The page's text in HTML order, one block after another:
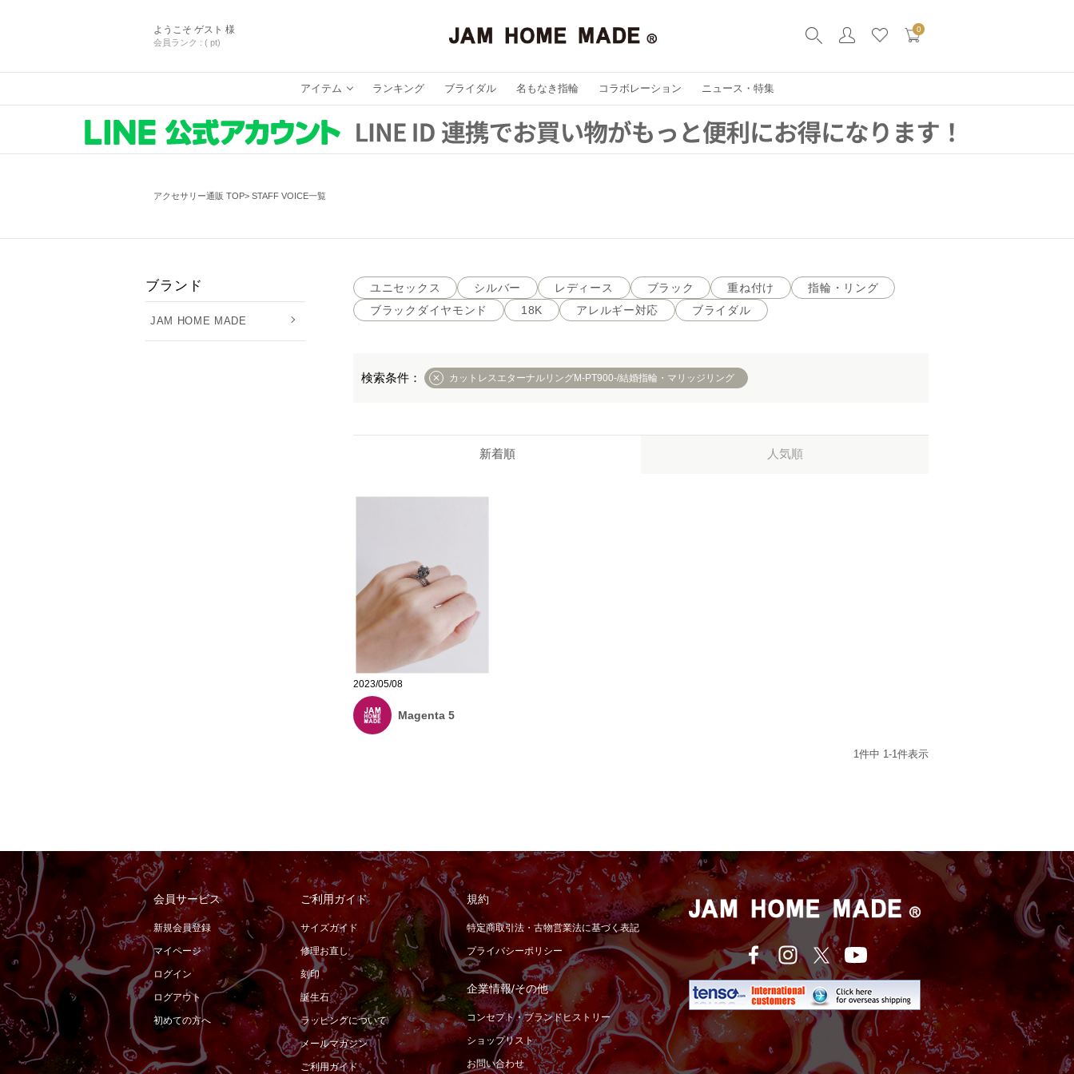
ようこそ ゲスト 様
会員ランク : ( pt)
0
アイテム ランキング ブライダル 名もなき指輪 コラボレーション ニュース・特集
アクセサリー通販 TOP STAFF VOICE一覧
ブランド
JAM HOME MADE
ユニセックス シルバー レディース ブラック 重ね付け
指輪・リング
ブラックダイヤモンド
18K アレルギー対応 ブライダル
カットレスエターナルリングM-PT900-/結婚指輪・マリッジリング
新着順 人気順
2023/05/08
Magenta 5
1 件中 1 -1 件表示
会員サービス
新規会員登録
マイページ
ログイン
ログアウト
初めての方へ
ご利用ガイド
サイズガイド
修理お直し
刻印
誕生石
ラッピングについて
メールマガジン
ご利用ガイド
規約
特定商取引法・古物営業法に基づく表記
プライバシーポリシー
企業情報/その他
コンセプト・ブランドヒストリー
ショップリスト
お問い合わせ